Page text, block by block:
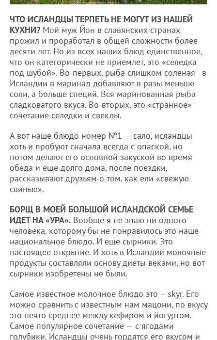
ЧТО ИСЛАНДЦЫ ТЕРПЕТЬ НЕ МОГУТ ИЗ НАШЕЙ
КУХНИ? Мой муж Йон в славянских странах
прожил и проработал в общей сложности более
десяти лет. Но из всех наших блюд единственное,
что он категорически не приемлет, это «селедка
под шубой». Во-первых, рыба слишком соленая - в
Исландии в маринад добавляют в разы меньше
соли, а больше специй. Вся маринованная рыба
сладковатого вкуса. Во-вторых, это «странное»
сочетание селедки и свеклы.
А вот наше блюдо номер №1 — сало, исландцы
хоть и пробуют сначала всегда с опаской, но
потом делают его основной закуской во время
обеда и еще долго дома, после поездки,
рассказывают друзьям о том, как ели «свежую
свинью».
БОРЩ В МОЕЙ БОЛЬШОЙ ИСЛАНДСКОЙ СЕМЬЕ
ИДЕТ НА «УРА». Вообще я не знаю ни одного
человека, которому бы не понравилось это наше
национальное блюдо. И еще сырники. Это
настоящее открытие. И хоть в Исландии молочные
продукты составляли основу диеты веками, но вот
сырники изобретены не были.
Самое известное молочное блюдо это – skyr. Его
можно сравнить с известным нам мацони, по вкусу
это нечто среднее между кефиром и йогуртом.
Самое популярное сочетание — с ягодами
голубики. Исландцы очень гордятся его вкусом и